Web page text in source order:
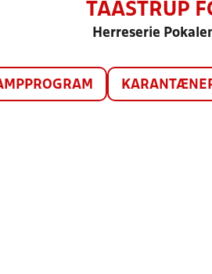
TAASTRUP
Herreserie